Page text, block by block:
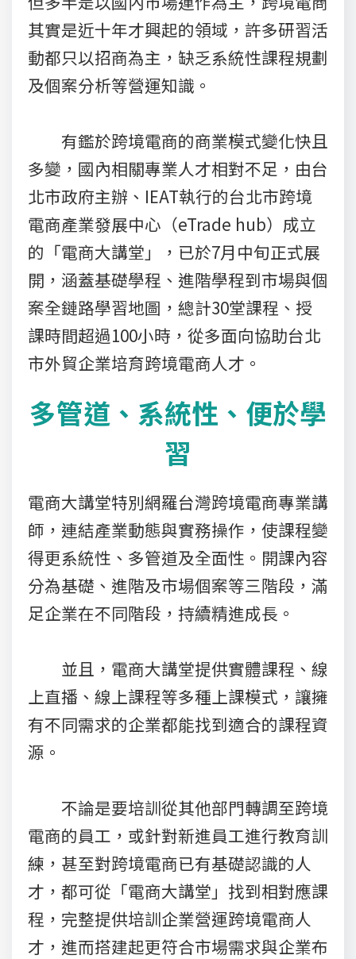
其實是近十年才興起的領域，許多研習活
動都只以招商為主，缺乏系統性課程規劃
及個案分析等營運知識。
有鑑於跨境電商的商業模式變化快且
多變，國內相關專業人才相對不足，由台
北市政府主辦、IEAT執行的台北市跨境
電商產業發展中心（eTrade hub）成立
的「電商大講堂」，已於7月中旬正式展
開，涵蓋基礎學程、進階學程到市場與個
案全鏈路學習地圖，總計30堂課程、授
課時間超過100小時，從多面向協助台北
市外貿企業培育跨境電商人才。
多管道、系統性、便於學
習
電商大講堂特別網羅台灣跨境電商專業講
師，連結產業動態與實務操作，使課程變
得更系統性、多管道及全面性。開課內容
分為基礎、進階及市場個案等三階段，滿
足企業在不同階段，持續精進成長。
並且，電商大講堂提供實體課程、線
上直播、線上課程等多種上課模式，讓擁
有不同需求的企業都能找到適合的課程資
源。
不論是要培訓從其他部門轉調至跨境
電商的員工，或針對新進員工進行教育訓
練，甚至對跨境電商已有基礎認識的人
才，都可從「電商大講堂」找到相對應課
程，完整提供培訓企業營運跨境電商人
才，進而搭建起更符合市場需求與企業布